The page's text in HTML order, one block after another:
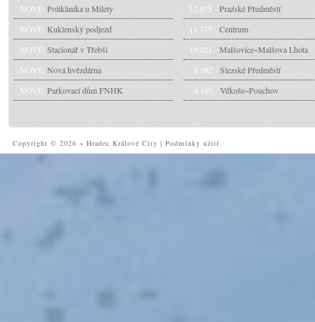
NOVÉ: Poliklinika u Milety
NOVÉ: Kuklenský podjezd
NOVÉ: Stacionář v Třebši
NOVÉ: Nová hvězdárna
NOVÉ: Parkovací dům FNHK
12 975 - Pražské Předměstí
11 779 - Centrum
10 021 - Malšovice~Malšova Lhota
8 982 - Slezské Předměstí
4 105 - Věkoše~Pouchov
Copyright © 2026 ~ Hradec Králové City | Podmínky užití